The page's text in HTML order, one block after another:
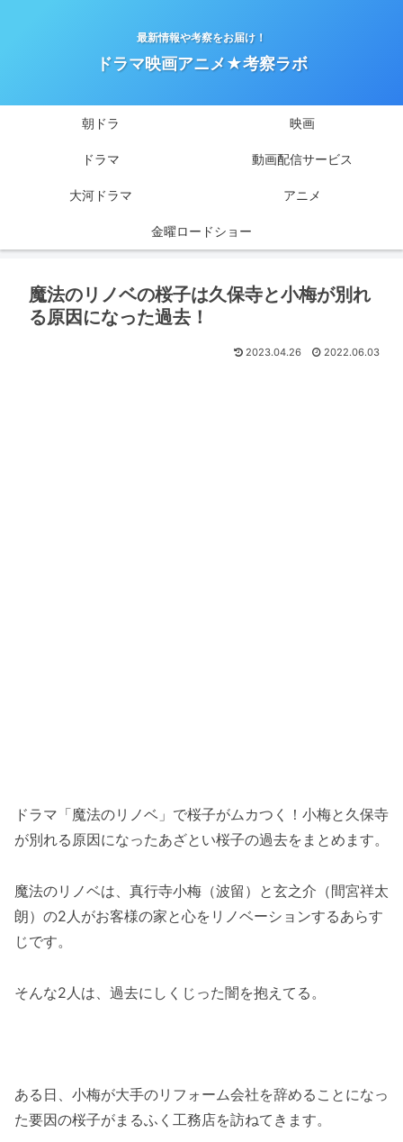
最新情報や考察をお届け！
ドラマ映画アニメ★考察ラボ
朝ドラ 映画
ドラマ 動画配信サービス
大河ドラマ アニメ
金曜ロードショー
魔法のリノベの桜子は久保寺と小梅が別れ
る原因になった過去！
2023.04.26 2022.06.03
ドラマ「魔法のリノベ」で桜子がムカつく！小梅と久保寺
が別れる原因になったあざとい桜子の過去をまとめます。
魔法のリノベは、真行寺小梅（波留）と玄之介（間宮祥太
朗）の2人がお客様の家と心をリノベーションするあらす
じです。
そんな2人は、過去にしくじった闇を抱えてる。
ある日、小梅が大手のリフォーム会社を辞めることになっ
た要因の桜子がまるふく工務店を訪ねてきます。